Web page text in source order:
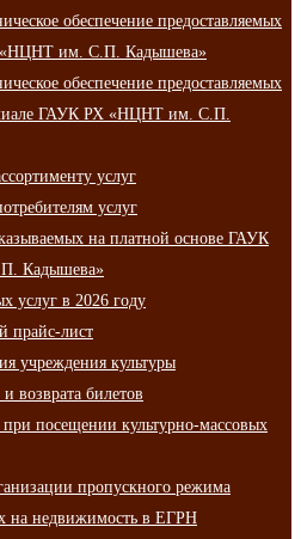
обеспечение предоставляемых
им. С.П. Кадышева»
обеспечение предоставляемых
ГАУК РХ «НЦНТ им. С.П.
услуг
услуг
на платной основе ГАУК
Кадышева»
услуг в 2026 году
прайс-лист
учреждения культуры
возврата билетов
посещении культурно-массовых
пропускного режима
на недвижимость в ЕГРН